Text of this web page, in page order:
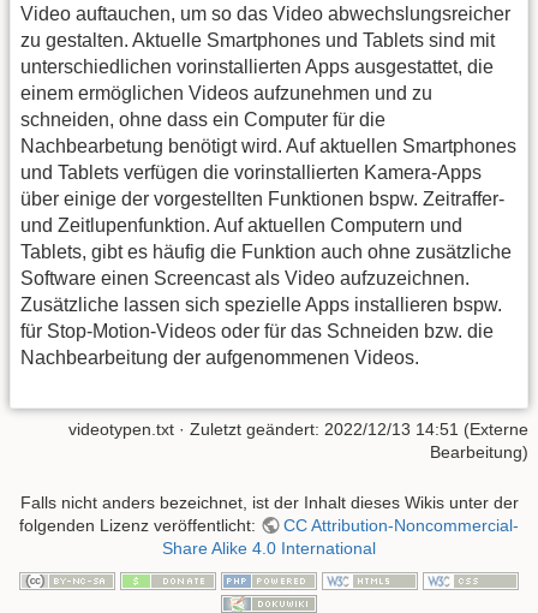
Video auftauchen, um so das Video abwechslungsreicher
zu gestalten. Aktuelle Smartphones und Tablets sind mit
unterschiedlichen vorinstallierten Apps ausgestattet, die
einem ermöglichen Videos aufzunehmen und zu
schneiden, ohne dass ein Computer für die
Nachbearbetung benötigt wird. Auf aktuellen Smartphones
und Tablets verfügen die vorinstallierten Kamera-Apps
über einige der vorgestellten Funktionen bspw. Zeitraffer-
und Zeitlupenfunktion. Auf aktuellen Computern und
Tablets, gibt es häufig die Funktion auch ohne zusätzliche
Software einen Screencast als Video aufzuzeichnen.
Zusätzliche lassen sich spezielle Apps installieren bspw.
für Stop-Motion-Videos oder für das Schneiden bzw. die
Nachbearbeitung der aufgenommenen Videos.
videotypen.txt · Zuletzt geändert: 2022/12/13 14:51 (Externe
Bearbeitung)
Falls nicht anders bezeichnet, ist der Inhalt dieses Wikis unter der
folgenden Lizenz veröffentlicht:
CC Attribution-Noncommercial-
Share Alike 4.0 International